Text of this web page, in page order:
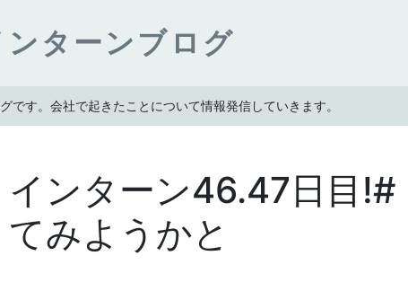
ターンブログ
です。会社で起きたことについて情報発信していきます。
インターン46.47日目!#
てみようかと